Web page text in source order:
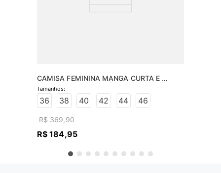
CAMISA FEMININA MANGA CURTA E
APLICAÇÃO
36 38 40 42 44 46
R$ 369,90
R$ 184,95